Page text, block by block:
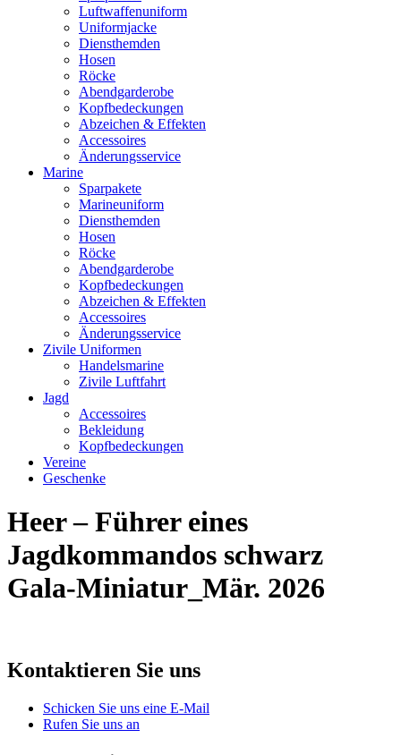
Luftwaffenuniform
Uniformjacke
Diensthemden
Hosen
Röcke
Abendgarderobe
Kopfbedeckungen
Abzeichen & Effekten
Accessoires
Änderungsservice
Marine
Sparpakete
Marineuniform
Diensthemden
Hosen
Röcke
Abendgarderobe
Kopfbedeckungen
Abzeichen & Effekten
Accessoires
Änderungsservice
Zivile Uniformen
Handelsmarine
Zivile Luftfahrt
Jagd
Accessoires
Bekleidung
Kopfbedeckungen
Vereine
Geschenke
Heer – Führer eines
Jagdkommandos schwarz
Gala-Miniatur_Mär. 2026
Kontaktieren Sie uns
Schicken Sie uns eine E-Mail
Rufen Sie uns an